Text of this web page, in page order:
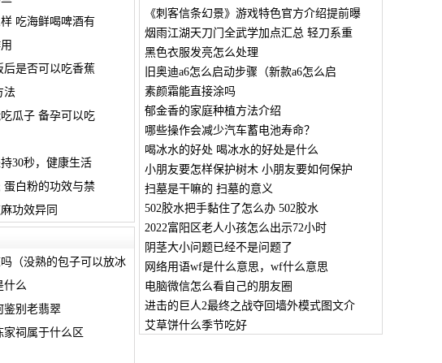
吃海鲜喝啤酒有
是否可以吃香蕉
法
瓜子 备孕可以吃
30秒，健康生活
白粉的功效与禁
功效异同
（没熟的包子可以放冰
什么
鉴别老翡翠
家祠属于什么区
《刺客信条幻景》游戏特色官方介绍提前曝
烟雨江湖天刀门全武学加点汇总 轻刀系重
黑色衣服发亮怎么处理
旧奥迪a6怎么启动步骤（新款a6怎么启
素颜霜能直接涂吗
郁金香的家庭种植方法介绍
哪些操作会减少汽车蓄电池寿命？
喝冰水的好处 喝冰水的好处是什么
小朋友要怎样保护树木 小朋友要如何保护
扫墓是干嘛的 扫墓的意义
502胶水把手黏住了怎么办 502胶水
2022富阳区老人小孩怎么出示72小时
阴茎大小问题已经不是问题了
网络用语wf是什么意思，wf什么意思
电脑微信怎么看自己的朋友圈
进击的巨人2最终之战夺回墙外模式图文介
艾草饼什么季节吃好